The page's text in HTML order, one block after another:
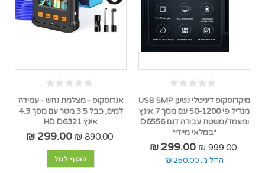
מיקרוסקופ דיגיטלי נטען USB 5MP
מגדיל פי 50-1200 עם מסך 7 אינץ
ומעמד/משטח עבודה דגם D6556
*במלאי מיידי*
999.00 ₪
299.00 ₪
החל מ: 250.00 ₪
אנדוסקופ - מצלמת נחש - עמידה
למים, כבל 3.5 מטר עם מסך 4.3
אינץ HD D6321
890.00 ₪
299.00 ₪
הוסף לסל